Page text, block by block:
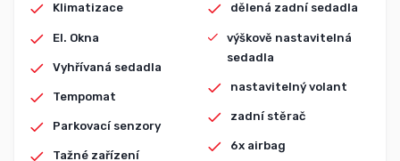
Klimatizace
El. Okna
Vyhřívaná sedadla
Tempomat
Parkovací senzory
Tažné zařízení
dělená zadní sedadla
výškově nastavitelná
sedadla
nastavitelný volant
zadní stěrač
6x airbag